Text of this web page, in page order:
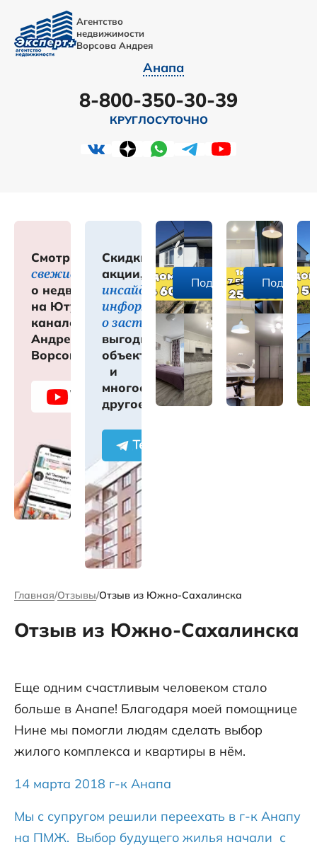
Агентство
недвижимости
Ворсова Андрея
Анапа
8-800-350-30-39
КРУГЛОСУТОЧНО
Смотрите
свежие обзоры
о недвижимости
на Ютуб-
канале
Андрея
Ворсова
Скидки,
акции,
инсайдерская
информация
о застройщиках
выгодных
объектах
и
многое
другое
Подробнее
Главная Отзывы Отзыв из Южно-Сахалинска
Отзыв из Южно-Сахалинска
Еще одним счастливым человеком стало
больше в Анапе! Благодаря моей помощнице
Нине мы помогли людям сделать выбор
жилого комплекса и квартиры в нём.
14 марта 2018 г-к Анапа
Мы с супругом решили переехать в г-к Анапу
на ПМЖ. Выбор будущего жилья начали с